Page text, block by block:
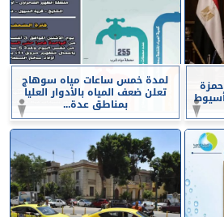
لمدة خمس ساعات مياه سوهاج
تعلن ضعف المياه بالأدوار العليا
بمناطق عدة...